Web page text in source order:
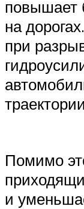
повышает
на
при
Помимо
и